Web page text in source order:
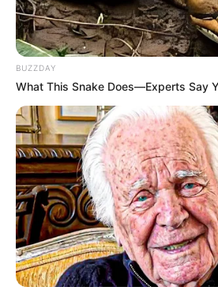
BUZZDAY
What This Snake Does—Experts Say